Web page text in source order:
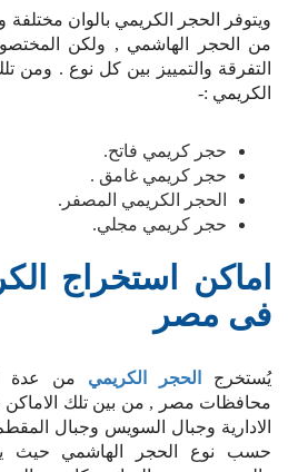
ويتوفر الحجر الكريمي بالوان مختلفة
من الحجر الهاشمي , ولكن
التفرقة والتمييز بين كل نوع . ومن
الكريمي :-
حجر كريمي فاتح.
حجر كريمي غامق .
الحجر الكريمي المصفر.
حجر كريمي مجلي.
اماكن استخراج
فى مصر
يُستخرج الحجر الكريمي من عدة
محافظات مصر , من بين تلك الاماكن
الادارية وجبال السويس وجبال
حسب نوع الحجر الهاشمي حيث